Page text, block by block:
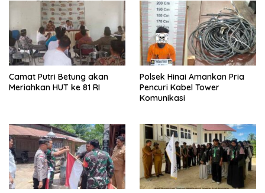
Camat Putri Betung akan
Meriahkan HUT ke 81 RI
Polsek Hinai Amankan Pria
Pencuri Kabel Tower
Komunikasi